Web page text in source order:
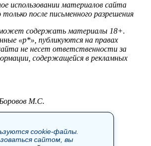
использовании материалов сайта
после письменного разрешения
содержать материалы 18+.
«р*», публикуются на правах
не несет ответственности за
содержащейся в рекламных
М.С.
reb.msk@yandex.ru
97
cookie-файлы.
сайтом, вы